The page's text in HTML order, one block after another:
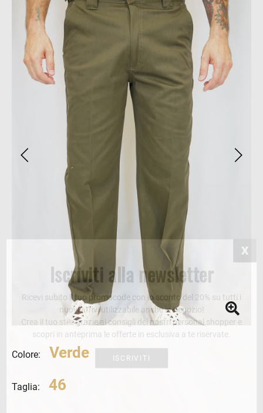
Colore: Verde
Taglia: 46
Iscriviti alla newsletter
Ricevi subito il tuo promocode con lo sconto del 20% su tutti i
nuovi arrivi utilizzabile anche in negozio!
Crea il tuo stile grazie ai consigli dei nostri personal shopper e
scopri in anteprima le offerte in esclusiva a te riservate.
ISCRIVITI